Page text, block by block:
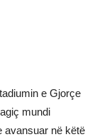
e Gjorçe
mundi
avansuar në këtë